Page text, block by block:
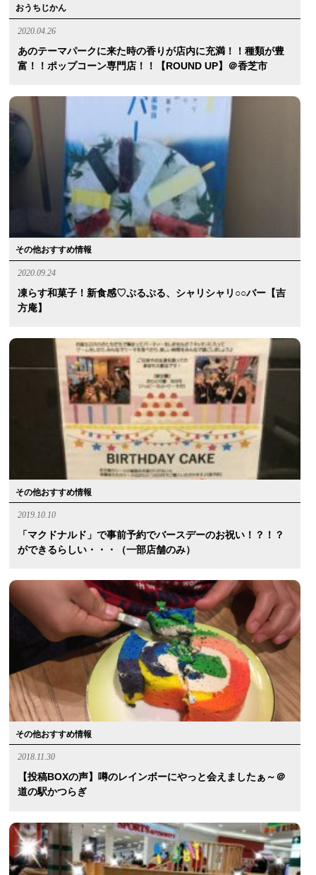
おうちじかん
2020.04.26
あのテーマパークに来た時の香りが店内に充満！！種類が豊
富！！ポップコーン専門店！！【ROUND UP】＠香芝市
その他おすすめ情報
2020.09.24
凍らす和菓子！新食感♡ぷるぷる、シャリシャリ○○バー【吉
方庵】
その他おすすめ情報
2019.10.10
「マクドナルド」で事前予約でバースデーのお祝い！？！？
ができるらしい・・・（一部店舗のみ）
その他おすすめ情報
2018.11.30
【投稿BOXの声】噂のレインボーにやっと会えましたぁ～＠
道の駅かつらぎ